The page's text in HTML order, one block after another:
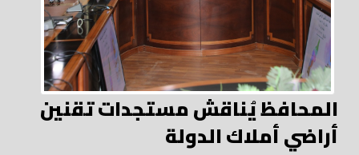
المحافظ يُناقش مستجدات تقنين
أراضي أملاك الدولة